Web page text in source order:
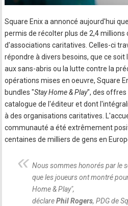
Square Enix a annoncé aujourd'hui
permis de récolter plus de 2,4 millions
d'associations caritatives. Celles-ci
répondre à divers besoins, que ce
aux sans-abris ou la lutte contre la
opérations mises en oeuvre, Square
bundles "Stay Home & Play", des offres
catalogue de l'éditeur et dont
à des organisations caritatives.
communauté a été extrêmement
centaines de milliers de gens en
Nous sommes honorés par le
que les joueurs ont montré
Home & Play",
déclarePhil Rogers, PDG de